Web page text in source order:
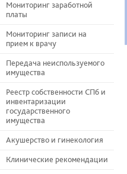
Мониторинг заработной
платы
Мониторинг записи на
прием к врачу
Передача неиспользуемого
имущества
Реестр собственности СПб и
инвентаризации
государственного
имущества
Акушерство и гинекология
Клинические рекомендации